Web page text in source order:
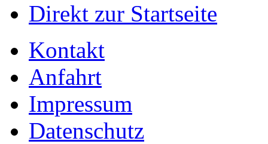
Direkt zur Startseite
Kontakt
Anfahrt
Impressum
Datenschutz